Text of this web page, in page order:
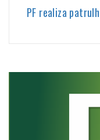
PF realiza